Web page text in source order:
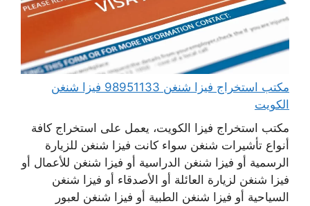
مكتب استخراج فيزا شنغن 98951133 فيزا شنغن
الكويت
مكتب استخراج فيزا الكويت، يعمل على استخراج كافة
أنواع تأشيرات شنغن سواء كانت فيزا شنغن للزيارة
الرسمية أو فيزا شنغن الدراسية أو فيزا شنغن للأعمال أو
فيزا شنغن لزيارة العائلة أو الأصدقاء أو فيزا شنغن
السياحية أو فيزا شنغن الطبية أو فيزا شنغن لعبور